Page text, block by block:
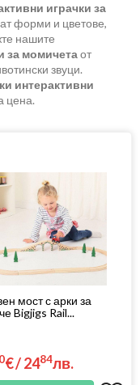
играчки за
форми и цветове,
нашите
за момичетаот
звуци.
интерактивни
цена.
мост с арки за
Bigjigs Rail...
€/2484лв.